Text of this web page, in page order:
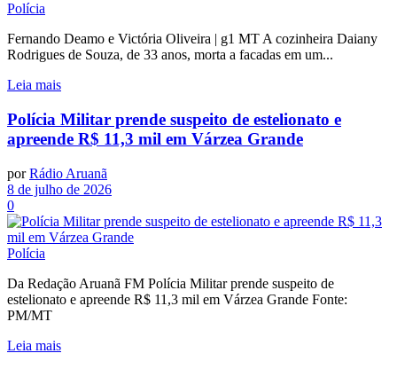
Polícia
Fernando Deamo e Victória Oliveira | g1 MT A cozinheira Daiany
Rodrigues de Souza, de 33 anos, morta a facadas em um...
Leia mais
Polícia Militar prende suspeito de estelionato e
apreende R$ 11,3 mil em Várzea Grande
por Rádio Aruanã
8 de julho de 2026
0
Polícia
Da Redação Aruanã FM Polícia Militar prende suspeito de
estelionato e apreende R$ 11,3 mil em Várzea Grande Fonte:
PM/MT
Leia mais